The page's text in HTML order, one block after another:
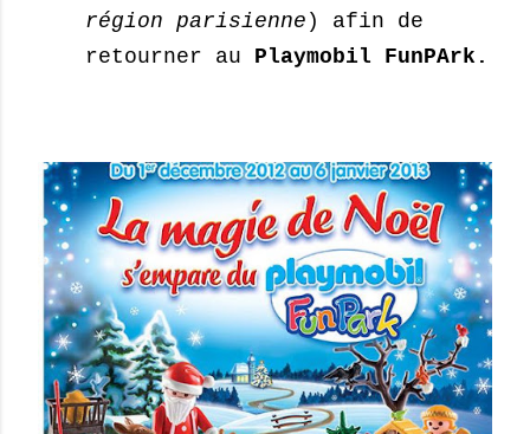
région parisienne ) afin de
retourner au Playmobil FunPArk.